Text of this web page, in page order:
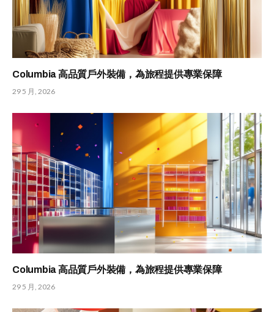
Columbia 高品質戶外裝備，為旅程提供專業保障
29 5 月, 2026
Columbia 高品質戶外裝備，為旅程提供專業保障
29 5 月, 2026